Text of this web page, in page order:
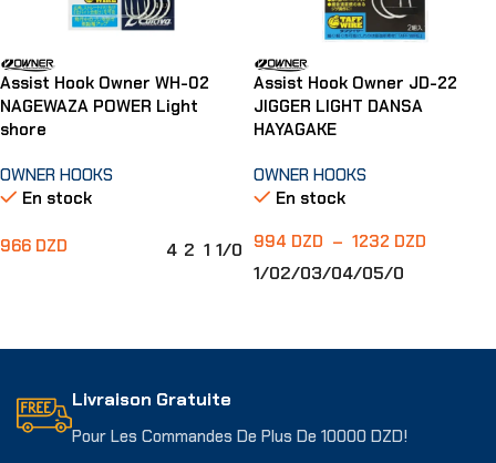
Assist Hook Owner WH-02
NAGEWAZA POWER Light
shore
OWNER HOOKS
En stock
966 DZD 4 2 1 1/0
Assist Hook Owner JD-22
JIGGER LIGHT DANSA
HAYAGAKE
OWNER HOOKS
En stock
994 DZD – 1232 DZD
1/02/03/04/05/0
Livraison Gratuite
Pour Les Commandes De Plus De 10000 DZD!